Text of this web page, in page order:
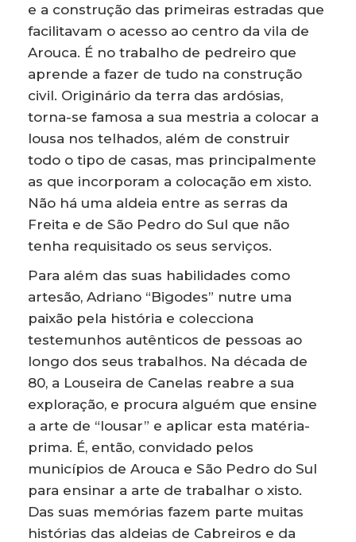
e a construção das primeiras estradas que
facilitavam o acesso ao centro da vila de
Arouca. É no trabalho de pedreiro que
aprende a fazer de tudo na construção
civil. Originário da terra das ardósias,
torna-se famosa a sua mestria a colocar a
lousa nos telhados, além de construir
todo o tipo de casas, mas principalmente
as que incorporam a colocação em xisto.
Não há uma aldeia entre as serras da
Freita e de São Pedro do Sul que não
tenha requisitado os seus serviços.
Para além das suas habilidades como
artesão, Adriano “Bigodes” nutre uma
paixão pela história e colecciona
testemunhos autênticos de pessoas ao
longo dos seus trabalhos. Na década de
80, a Louseira de Canelas reabre a sua
exploração, e procura alguém que ensine
a arte de “lousar” e aplicar esta matéria-
prima. É, então, convidado pelos
municípios de Arouca e São Pedro do Sul
para ensinar a arte de trabalhar o xisto.
Das suas memórias fazem parte muitas
histórias das aldeias de Cabreiros e da